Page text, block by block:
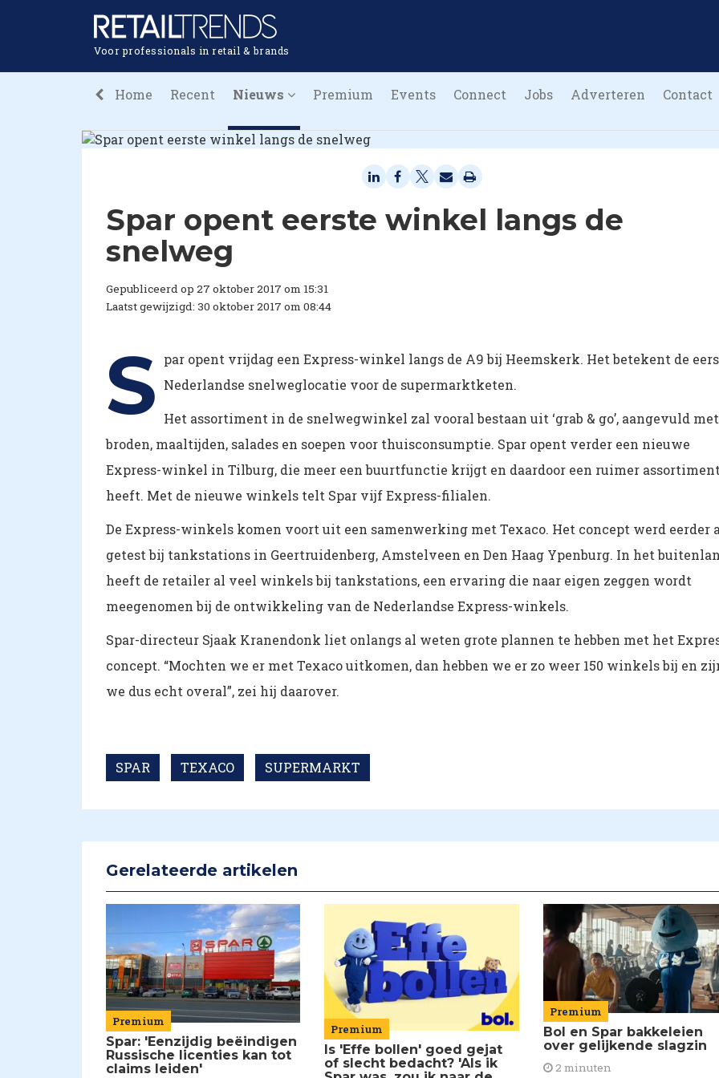
Voor professionals in retail & brands
Home Recent Nieuws Premium Events Connect Jobs Adverteren Contact
Spar opent eerste winkel langs de
snelweg
Gepubliceerd op 27 oktober 2017 om 15:31
Laatst gewijzigd: 30 oktober 2017 om 08:44
S par opent vrijdag een Express-winkel langs de A9 bij Heemskerk. Het betekent de
Nederlandse snelweglocatie voor de supermarktketen.
Het assortiment in de snelwegwinkel zal vooral bestaan uit ‘grab & go’, aangevuld met
broden, maaltijden, salades en soepen voor thuisconsumptie. Spar opent verder een nieuwe
Express-winkel in Tilburg, die meer een buurtfunctie krijgt en daardoor een ruimer
heeft. Met de nieuwe winkels telt Spar vijf Express-filialen.
De Express-winkels komen voort uit een samenwerking met Texaco. Het concept werd eerder
getest bij tankstations in Geertruidenberg, Amstelveen en Den Haag Ypenburg. In het
heeft de retailer al veel winkels bij tankstations, een ervaring die naar eigen zeggen wordt
meegenomen bij de ontwikkeling van de Nederlandse Express-winkels.
Spar-directeur Sjaak Kranendonk liet onlangs al weten grote plannen te hebben met het
concept. “Mochten we er met Texaco uitkomen, dan hebben we er zo weer 150 winkels bij en
we dus echt overal”, zei hij daarover.
SPAR TEXACO SUPERMARKT
Gerelateerde artikelen
Premium
Spar: 'Eenzijdig beëindigen
Russische licenties kan tot
claims leiden'
Premium
Is 'Effe bollen' goed gejat
of slecht bedacht? 'Als ik
Premium
Bol en Spar bakkeleien
over gelijkende slagzin
2 minuten